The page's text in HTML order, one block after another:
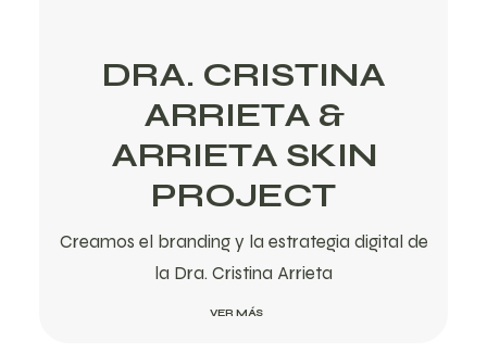
DRA. CRISTINA
ARRIETA &
ARRIETA SKIN
PROJECT
Creamos el branding y la estrategia digital de
la Dra. Cristina Arrieta
VER MÁS